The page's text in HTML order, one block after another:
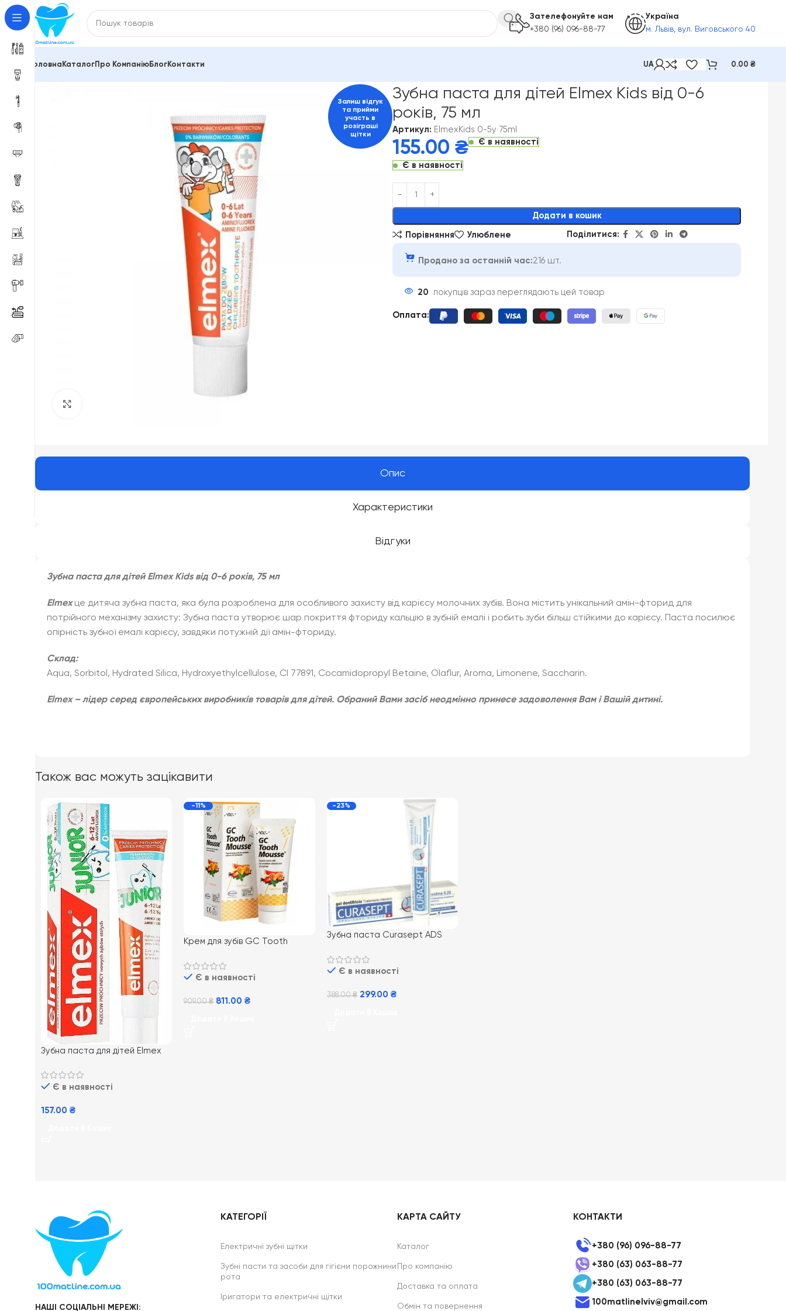
Зателефонуйте нам
+380 (96) 096-88-77
Україна
м. Львів, вул. Виговського 40
Головна КаталогПро КомпаніюБлогКонтакти UA 0.00 ₴
Залиш відгук
та прийми
участь в
розіграші
щітки
Зубна паста для дітей Elmex Kids від 0-6
років, 75 мл
Артикул: ElmexKids 0-5y 75ml
155.00 ₴ Є в наявності
Є в наявності
Додати в кошик
Alternative:
Порівняння Улюблене Поділитися:
Продано за останній час:216 шт.
20 покупців зараз переглядають цей товар
Оплата:
Опис
Характеристики
Відгуки
Зубна паста для дітей Elmex Kids від 0-6 років, 75 мл
Elmexце дитяча зубна паста, яка була розроблена для особливого захисту від карієсу молочних зубів. Вона містить унікальний амін-фторид для
потрійного механізму захисту: Зубна паста утворює шар покриття фториду кальцію в зубній емалі і робить зуби більш стійкими до карієсу. Паста посилює
опірність зубної емалі карієсу, завдяки потужній дії амін-фториду.
Склад:
Aqua, Sorbitol, Hydrated Silica, Hydroxyethylcellulose, CI 77891, Cocamidopropyl Betaine, Olaflur, Aroma, Limonene, Saccharin.
Elmex – лідер серед європейських виробників товарів для дітей. Обраний Вами засіб неодмінно принесе задоволення Вам і Вашій дитині.
Також вас можуть зацікавити
Зубна паста для дітей Elmex
Є в наявності
157.00 ₴
-11%
Крем для зубів GC Tooth
Є в наявності
909.00₴ 811.00₴
-23%
Зубна паста Curasept ADS
Є в наявності
388.00₴ 299.00 ₴
НАШІ СОЦІАЛЬНІ МЕРЕЖІ:
КАТЕГОРІЇ
Електричні зубні щітки
Зубні пасти та засоби для гігієни порожнини
рота
Іригатори та електричні щітки
КАРТА САЙТУ
Каталог
Про компанію
Доставка та оплата
Обмін та повернення
КОНТАКТИ
+380 (96) 096-88-77
+380 (63) 063-88-77
+380 (63) 063-88-77
100matlinelviv@gmail.com